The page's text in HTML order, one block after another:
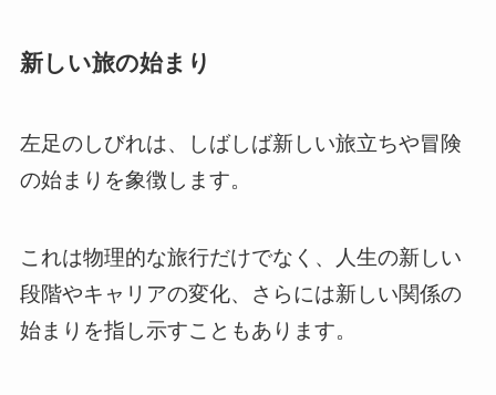
新しい旅の始まり
左足のしびれは、しばしば新しい旅立ちや冒険
の始まりを象徴します。
これは物理的な旅行だけでなく、人生の新しい
段階やキャリアの変化、さらには新しい関係の
始まりを指し示すこともあります。